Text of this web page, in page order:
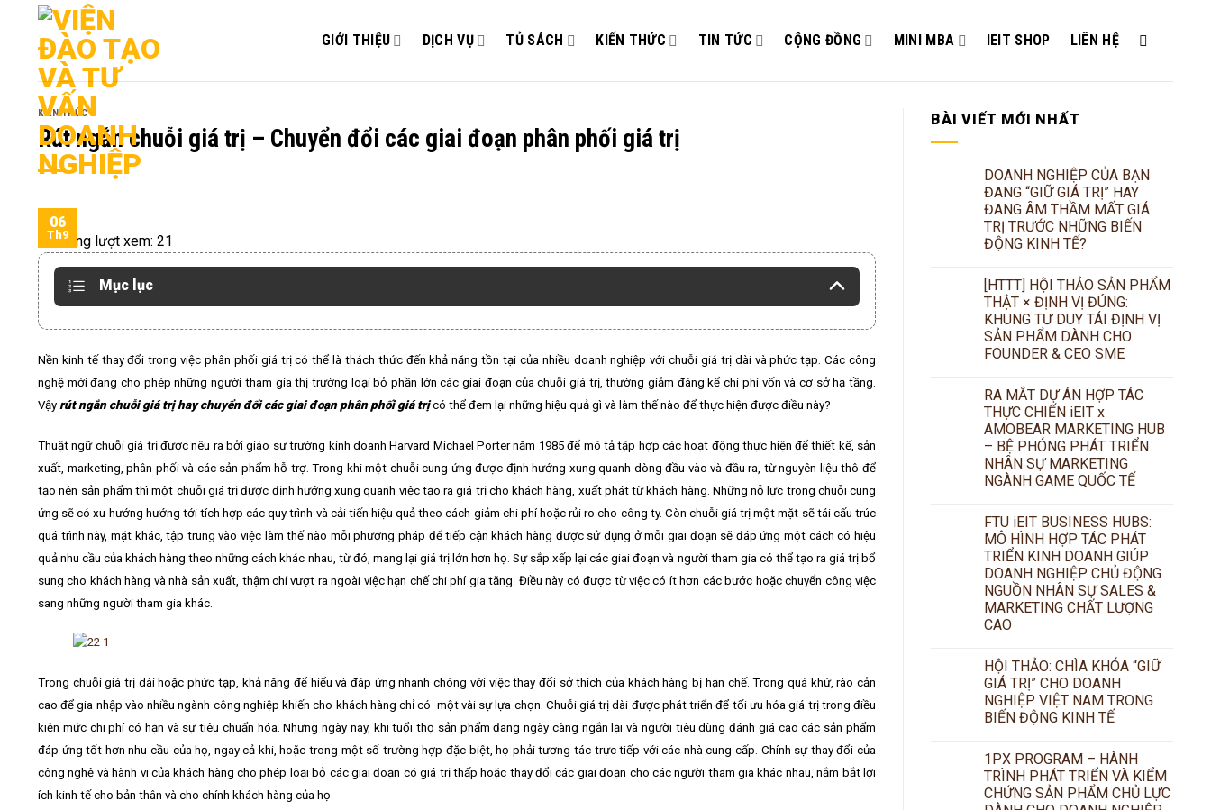
GIỚI THIỆU DỊCH VỤ TỦ SÁCH KIẾN THỨC TIN TỨC CỘNG ĐỒNG MINI MBA IEIT SHOP LIÊN HỆ
KIẾN THỨC
Rút ngắn chuỗi giá trị – Chuyển đổi các giai đoạn phân phối giá trị
06
Th9Tổng lượt xem: 21
Mục lục
Nền kinh tế thay đổi trong việc phân phối giá trị có thể là thách thức đến khả năng tồn tại của nhiều doanh nghiệp với chuỗi giá trị dài và phức tạp. Các công
nghệ mới đang cho phép những người tham gia thị trường loại bỏ phần lớn các giai đoạn của chuỗi giá trị, thường giảm đáng kể chi phí vốn và cơ sở hạ tầng.
Vậy rút ngắn chuỗi giá trị hay chuyển đổi các giai đoạn phân phối giá trịcó thể đem lại những hiệu quả gì và làm thế nào để thực hiện được điều này?
Thuật ngữ chuỗi giá trị được nêu ra bởi giáo sư trường kinh doanh Harvard Michael Porter năm 1985 để mô tả tập hợp các hoạt động thực hiện để thiết kế, sản
xuất, marketing, phân phối và các sản phẩm hỗ trợ. Trong khi một chuỗi cung ứng được định hướng xung quanh dòng đầu vào và đầu ra, từ nguyên liệu thô để
tạo nên sản phẩm thì một chuỗi giá trị được định hướng xung quanh việc tạo ra giá trị cho khách hàng, xuất phát từ khách hàng. Những nỗ lực trong chuỗi cung
ứng sẽ có xu hướng hướng tới tích hợp các quy trình và cải tiến hiệu quả theo cách giảm chi phí hoặc rủi ro cho công ty. Còn chuỗi giá trị một mặt sẽ tái cấu trúc
quá trình này, mặt khác, tập trung vào việc làm thế nào mỗi phương pháp để tiếp cận khách hàng được sử dụng ở mỗi giai đoạn sẽ đáp ứng một cách có hiệu
quả nhu cầu của khách hàng theo những cách khác nhau, từ đó, mang lại giá trị lớn hơn họ. Sự sắp xếp lại các giai đoạn và người tham gia có thể tạo ra giá trị bổ
sung cho khách hàng và nhà sản xuất, thậm chí vượt ra ngoài việc hạn chế chi phí gia tăng. Điều này có được từ việc có ít hơn các bước hoặc chuyển công việc
sang những người tham gia khác.
Trong chuỗi giá trị dài hoặc phức tạp, khả năng để hiểu và đáp ứng nhanh chóng với việc thay đổi sở thích của khách hàng bị hạn chế. Trong quá khứ, rào cản
cao để gia nhập vào nhiều ngành công nghiệp khiến cho khách hàng chỉ có một vài sự lựa chọn. Chuỗi giá trị dài được phát triển để tối ưu hóa giá trị trong điều
kiện mức chi phí có hạn và sự tiêu chuẩn hóa. Nhưng ngày nay, khi tuổi thọ sản phẩm đang ngày càng ngắn lại và người tiêu dùng đánh giá cao các sản phẩm
đáp ứng tốt hơn nhu cầu của họ, ngay cả khi, hoặc trong một số trường hợp đặc biệt, họ phải tương tác trực tiếp với các nhà cung cấp. Chính sự thay đổi của
công nghệ và hành vi của khách hàng cho phép loại bỏ các giai đoạn có giá trị thấp hoặc thay đổi các giai đoạn cho các người tham gia khác nhau, nắm bắt lợi
ích kinh tế cho bản thân và cho chính khách hàng của họ.
BÀI VIẾT MỚI NHẤT
DOANH NGHIỆP CỦA BẠN
ĐANG “GIỮ GIÁ TRỊ” HAY
ĐANG ÂM THẦM MẤT GIÁ
TRỊ TRƯỚC NHỮNG BIẾN
ĐỘNG KINH TẾ?
[HTTT] HỘI THẢO SẢN PHẨM
THẬT × ĐỊNH VỊ ĐÚNG:
KHUNG TƯ DUY TÁI ĐỊNH VỊ
SẢN PHẨM DÀNH CHO
FOUNDER & CEO SME
RA MẮT DỰ ÁN HỢP TÁC
THỰC CHIẾN iEIT x
AMOBEAR MARKETING HUB
– BỆ PHÓNG PHÁT TRIỂN
NHÂN SỰ MARKETING
NGÀNH GAME QUỐC TẾ
FTU iEIT BUSINESS HUBS:
MÔ HÌNH HỢP TÁC PHÁT
TRIỂN KINH DOANH GIÚP
DOANH NGHIỆP CHỦ ĐỘNG
NGUỒN NHÂN SỰ SALES &
MARKETING CHẤT LƯỢNG
CAO
HỘI THẢO: CHÌA KHÓA “GIỮ
GIÁ TRỊ” CHO DOANH
NGHIỆP VIỆT NAM TRONG
BIẾN ĐỘNG KINH TẾ
1PX PROGRAM – HÀNH
TRÌNH PHÁT TRIỂN VÀ KIỂM
CHỨNG SẢN PHẨM CHỦ LỰC